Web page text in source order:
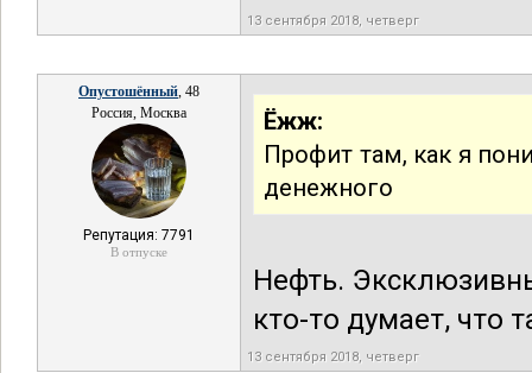
13 сентября 2018, четверг
Опустошённый, 48
Россия, Москва
Репутация: 7791
В отпуске
Ёжж:
Профит там, как я
денежного
Нефть.
кто-то думает, что
13 сентября 2018, четверг